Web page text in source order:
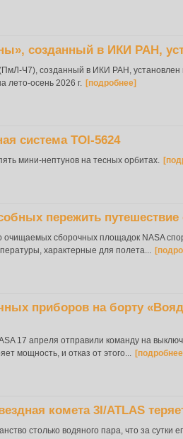
созданный в ИКИ РАН,
Ч7), созданный в ИКИ РАН, установлен
лето-осень 2026 г. [подробнее]
система TOI-5624
мини-нептунов на тесных орбитах.
пережить
сборочных площадок NASA
характерные для полета...
приборов на борту
17 апреля отправили команду на
мощность, и отказ от этого...
комета 3I/ATLAS
столько водяного пара, что за